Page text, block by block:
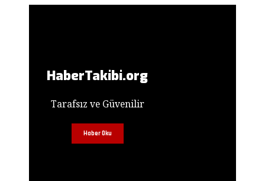
HaberTakibi.org
Tarafsız ve Güvenilir
Haber Oku